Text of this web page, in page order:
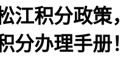
江积分政策
分办理手册！